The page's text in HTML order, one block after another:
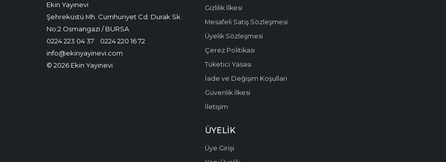
Ekin Yayınevi
Şehreküstü Mh. Cumhuriyet Cd. Durak Sk.
No:2 Osmangazi / BURSA
0224 223 04 37
0224 220 16 72
info@ekinyayinevi.com
© 2026 Ekin Yayınevi
Gizlilik İlkesi
Mesafeli Satış Sözleşmesi
Üyelik Sözleşmesi
Çerez Politikası
Tüketici Yasası
İade ve Değişim Koşulları
Güvenlik İlkesi
İletişim
ÜYELIK
Üye Girişi